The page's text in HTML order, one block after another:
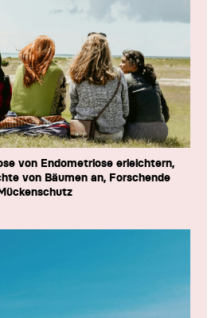
von Endometriose erleichtern,
von Bäumen an, Forschende